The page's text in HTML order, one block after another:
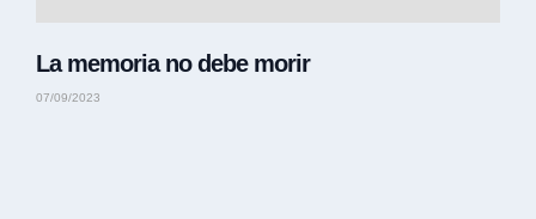
La memoria no debe morir
07/09/2023